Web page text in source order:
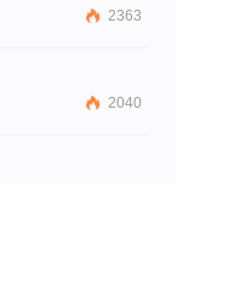
2363
2040